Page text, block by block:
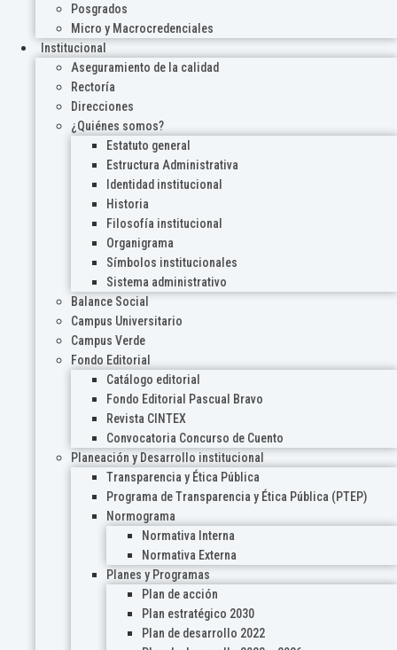
Posgrados
Micro y Macrocredenciales
Institucional
Aseguramiento de la calidad
Rectoría
Direcciones
¿Quiénes somos?
Estatuto general
Estructura Administrativa
Identidad institucional
Historia
Filosofía institucional
Organigrama
Símbolos institucionales
Sistema administrativo
Balance Social
Campus Universitario
Campus Verde
Fondo Editorial
Catálogo editorial
Fondo Editorial Pascual Bravo
Revista CINTEX
Convocatoria Concurso de Cuento
Planeación y Desarrollo institucional
Transparencia y Ética Pública
Programa de Transparencia y Ética Pública (PTEP)
Normograma
Normativa Interna
Normativa Externa
Planes y Programas
Plan de acción
Plan estratégico 2030
Plan de desarrollo 2022